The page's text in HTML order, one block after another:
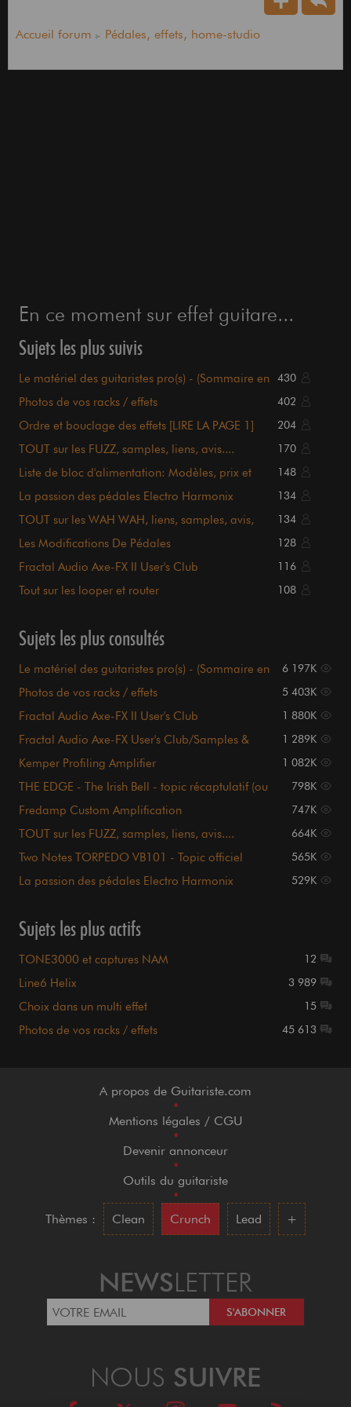
Accueil forum Pédales, effets, home-studio
En ce moment sur effet guitare...
Sujets les plus suivis
Le matériel des guitaristes pro(s) - (Sommaire en
430
Photos de vos racks / effets 402
Ordre et bouclage des effets [LIRE LA PAGE 1] 204
TOUT sur les FUZZ, samples, liens, avis....
170
Liste de bloc d'alimentation: Modèles, prix et
148
La passion des pédales Electro Harmonix 134
TOUT sur les WAH WAH, liens, samples, avis,
134
Les Modifications De Pédales 128
Fractal Audio Axe-FX II User's Club 116
Tout sur les looper et router 108
Sujets les plus consultés
Le matériel des guitaristes pro(s) - (Sommaire en
6 197K
Photos de vos racks / effets 5 403K
Fractal Audio Axe-FX II User's Club 1 880K
Fractal Audio Axe-FX User's Club/Samples &
1 289K
Kemper Profiling Amplifier 1 082K
THE EDGE - The Irish Bell - topic récaptulatif (ou
798K
Fredamp Custom Amplification 747K
TOUT sur les FUZZ, samples, liens, avis....
664K
Two Notes TORPEDO VB101 - Topic officiel 565K
La passion des pédales Electro Harmonix 529K
Sujets les plus actifs
TONE3000 et captures NAM 12
Line6 Helix 3 989
Choix dans un multi effet 15
Photos de vos racks / effets 45 613
A propos de Guitariste.com
•
Mentions légales / CGU
•
Devenir annonceur
•
Outils du guitariste
•
Thèmes :
Clean Crunch Lead +
NEWSLETTER
NOUS SUIVRE